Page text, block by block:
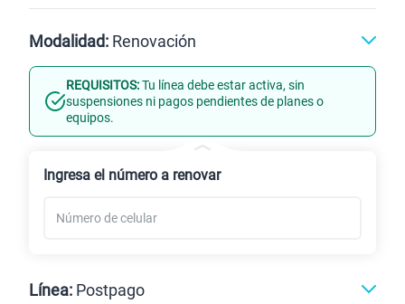
512GB
Modalidad: Renovación
Línea Nueva Portabilidad
REQUISITOS:Tu línea debe estar activa, sin
suspensiones ni pagos pendientes de planes o
equipos.
Ingresa el número a renovar
Línea: Postpago